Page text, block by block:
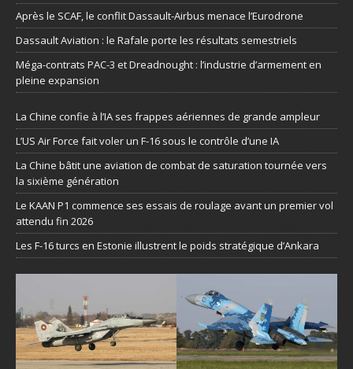
Après le SCAF, le conflit Dassault-Airbus menace l’Eurodrone
Dassault Aviation : le Rafale porte les résultats semestriels
Méga-contrats PAC-3 et Dreadnought : l’industrie d’armement en
pleine expansion
La Chine confie à l’IA ses frappes aériennes de grande ampleur
L’US Air Force fait voler un F-16 sous le contrôle d’une IA
La Chine bâtit une aviation de combat de saturation tournée vers
la sixième génération
Le KAAN P1 commence ses essais de roulage avant un premier vol
attendu fin 2026
Les F-16 turcs en Estonie illustrent le poids stratégique d’Ankara